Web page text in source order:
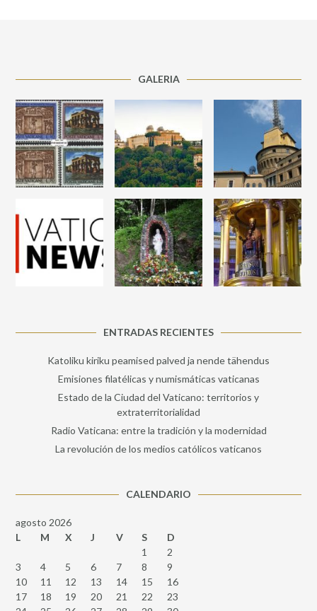
GALERIA
ENTRADAS RECIENTES
Katoliku kiriku peamised palved ja nende tähendus
Emisiones filatélicas y numismáticas vaticanas
Estado de la Ciudad del Vaticano: territorios y
extraterritorialidad
Radio Vaticana: entre la tradición y la modernidad
La revolución de los medios católicos vaticanos
CALENDARIO
agosto 2026
L
M X J V S
D
1
2
3
4 5 6 7 8
9
10
11 12 13 14 15
16
17
18 19 20 21 22
23